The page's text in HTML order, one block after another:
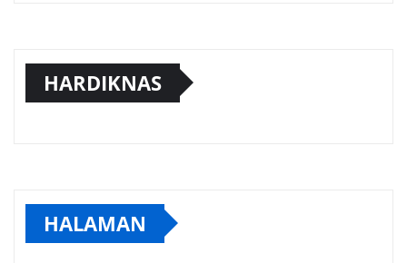
HARDIKNAS
HALAMAN